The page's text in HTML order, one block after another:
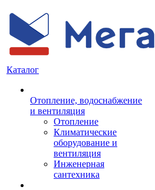
Каталог
Отопление, водоснабжение
и вентиляция
Отопление
Климатические
оборудование и
вентиляция
Инженерная
сантехника